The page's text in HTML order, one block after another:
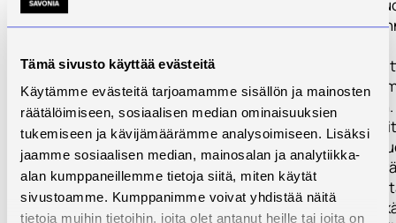
Tämä sivusto käyttää evästeitä
Käytämme evästeitä tarjoamamme sisällön ja mainosten
räätälöimiseen, sosiaalisen median ominaisuuksien
tukemiseen ja kävijämäärämme analysoimiseen. Lisäksi
jaamme sosiaalisen median, mainosalan ja analytiikka-
alan kumppaneillemme tietoja siitä, miten käytät
sivustoamme. Kumppanimme voivat yhdistää näitä
tietoja muihin tietoihin, joita olet antanut heille tai joita on
kehityshanke
osaamista
Pohjois-
Pohjois-Savoon.
ammattialana
nuori ja
Ammattilaisten
kasvamassa